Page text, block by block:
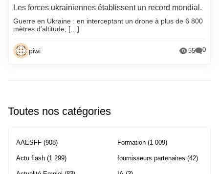
Les forces ukrainiennes établissent un record mondial.
Guerre en Ukraine : en interceptant un drone à plus de 6 800
mètres d’altitude, […]
piwi 55 0
Toutes nos catégories
AAESFF (908)
Actu flash (1 299)
Formation (1 009)
fournisseurs partenaires (42)